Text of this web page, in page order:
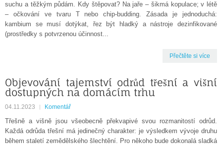
suchu a těžkým půdám. Kdy štěpovat? Na jaře – šikmá kopulace; v létě
– očkování ve tvaru T nebo chip-budding. Zásada je jednoduchá:
kambium se musí dotýkat, řez být hladký a nástroje dezinfikované
(prostředky s potvrzenou účinnost...
Přečtěte si více
Objevování tajemství odrůd třešní a višní
dostupných na domácím trhu
04.11.2023 Komentář
Třešně a višně jsou všeobecně překvapivé svou rozmanitostí odrůd.
Každá odrůda třešní má jedinečný charakter: je výsledkem vývoje druhu
během staletí zemědělského šlechtění. Pro někoho bude dokonalá sladká